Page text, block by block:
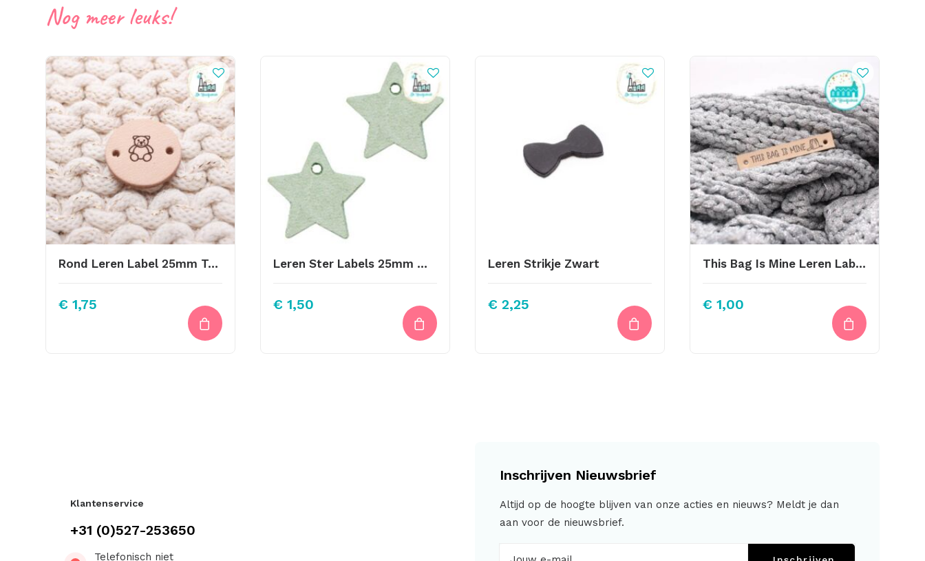
Nog meer leuks!
Rond Leren Label 25mm Teddy Bear
€ 1,75
Leren Ster Labels 25mm Meadow Green
€ 1,50
Leren Strikje Zwart
€ 2,25
This Bag Is Mine Leren Label Bedrukt
€ 1,00
Klantenservice
+31 (0)527-253650
Telefonisch niet
Inschrijven Nieuwsbrief
Altijd op de hoogte blijven van onze acties en nieuws? Meldt je dan
aan voor de nieuwsbrief.